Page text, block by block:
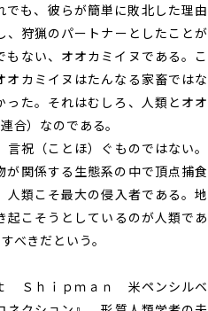
も、彼らが簡単に敗北した理由
狩猟のパートナーとしたことが
ない、オオカミイヌである。こ
カミイヌはたんなる家畜ではな
た。それはむしろ、人類とオオ
合）なのである。
祝（ことほ）ぐものではない。
関係する生態系の中で頂点捕食
類こそ最大の侵入者である。地
こそうとしているのが人類であ
べきだという。
Ｓｈｉｐｍａｎ 米ペンシルベ